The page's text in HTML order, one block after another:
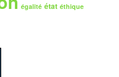
égalité état éthique